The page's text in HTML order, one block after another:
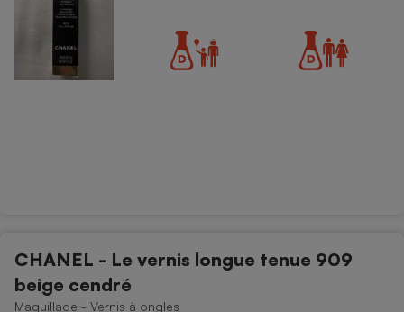
CHANEL - Le vernis longue tenue 909
beige cendré
Maquillage - Vernis à ongles